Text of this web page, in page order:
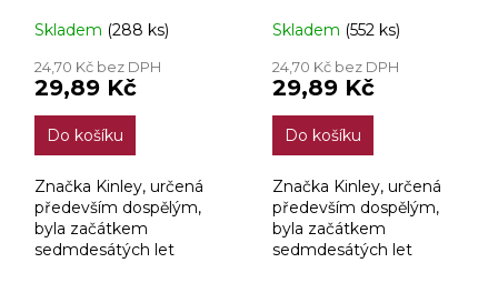
Skladem (288 ks)
24,70 Kč bez DPH
29,89 Kč
Do košíku
Značka Kinley, určená
především dospělým,
byla začátkem
sedmdesátých let
Skladem (552 ks)
24,70 Kč bez DPH
29,89 Kč
Do košíku
Značka Kinley, určená
především dospělým,
byla začátkem
sedmdesátých let